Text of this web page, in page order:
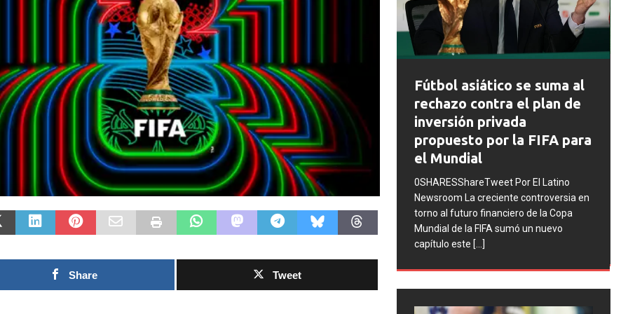
Share Tweet
Las Islas Malvinas y el
deporte: una historia de
identidad, memoria y
pasión nacional
0SHARESShareTweet Por El Latino
Newsroom El deporte ha sido, a lo largo
de la historia, mucho más que una
competencia entre equipos o atletas. En
Fútbol asiático se suma al
rechazo contra el plan de
inversión privada
propuesto por la FIFA para
el Mundial
0SHARESShareTweet Por El Latino
Newsroom La creciente controversia en
torno al futuro financiero de la Copa
Mundial de la FIFA sumó un nuevo
FIFA abre expedientes
disciplinarios contra
Argentina tras los
incidentes en la final del
Mundial 2026
0SHARESShareTweet Por El Latino
Newsroom La FIFA inició una serie de
procesos disciplinarios contra la
Asociación del Fútbol Argentino (AFA),
cuatro integrantes de la selección